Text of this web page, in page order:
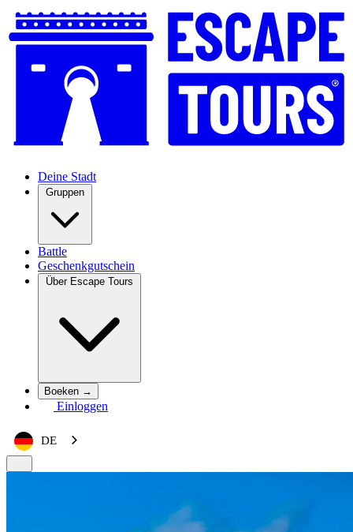
Deine Stadt
Gruppen
Battle
Geschenkgutschein
Über Escape Tours
Boeken →
Einloggen
DE